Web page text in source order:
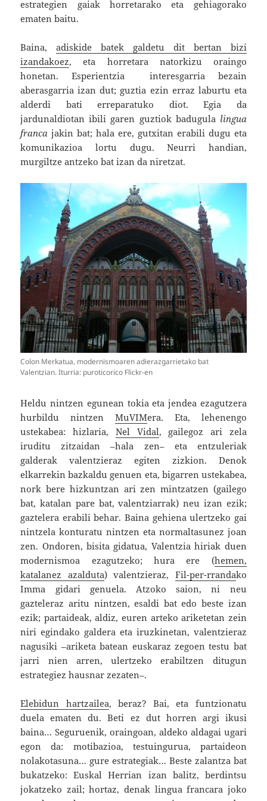
estrategien gaiak horretarako eta gehiagorako
ematen baitu.
Baina,adiskide batek galdetu dit bertan bizi
izandakoez, eta horretara natorkizu oraingo
honetan. Esperientzia interesgarria bezain
aberasgarria izan dut; guztia ezin erraz laburtu eta
alderdi bati erreparatuko diot. Egia da
jardunaldiotan ibili garen guztiok badugula lingua
franca jakin bat; hala ere, gutxitan erabili dugu eta
komunikazioa lortu dugu. Neurri handian,
murgiltze antzeko bat izan da niretzat.
Colon Merkatua, modernismoaren adierazgarrietako bat
Valentzian. Iturria: puroticorico Flickr-en
Heldu nintzen egunean tokia eta jendea ezagutzera
hurbildu nintzen MuVIMera. Eta, lehenengo
ustekabea: hizlaria, Nel Vidal, gailegoz ari zela
iruditu zitzaidan –hala zen– eta entzuleriak
galderak valentzieraz egiten zizkion. Denok
elkarrekin bazkaldu genuen eta, bigarren ustekabea,
nork bere hizkuntzan ari zen mintzatzen (gailego
bat, katalan pare bat, valentziarrak) neu izan ezik;
gaztelera erabili behar. Baina gehiena ulertzeko gai
nintzela konturatu nintzen eta normaltasunez joan
zen. Ondoren, bisita gidatua, Valentzia hiriak duen
modernismoa ezagutzeko; hura ere (hemen,
katalanez azalduta) valentzieraz, Fil-per-rrandako
Imma gidari genuela. Atzoko saion, ni neu
gazteleraz aritu nintzen, esaldi bat edo beste izan
ezik; partaideak, aldiz, euren arteko ariketetan zein
niri egindako galdera eta iruzkinetan, valentzieraz
nagusiki –ariketa batean euskaraz zegoen testu bat
jarri nien arren, ulertzeko erabiltzen ditugun
estrategiez hausnar zezaten–.
Elebidun hartzailea, beraz? Bai, eta funtzionatu
duela ematen du. Beti ez dut horren argi ikusi
baina… Seguruenik, oraingoan, aldeko aldagai ugari
egon da: motibazioa, testuingurua, partaideon
nolakotasuna… gure estrategiak… Beste zalantza bat
bukatzeko: Euskal Herrian izan balitz, berdintsu
jokatzeko zail; hortaz, denak lingua francara joko